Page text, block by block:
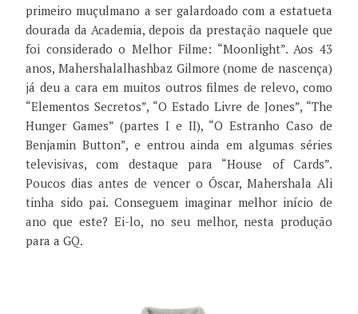
primeiro muçulmano a ser galardoado com a estatueta
dourada da Academia, depois da prestação naquele que
foi considerado o Melhor Filme: “Moonlight”. Aos 43
anos, Mahershalalhashbaz Gilmore (nome de nascença)
já deu a cara em muitos outros filmes de relevo, como
“Elementos Secretos”, “O Estado Livre de Jones”, “The
Hunger Games” (partes I e II), “O Estranho Caso de
Benjamin Button”, e entrou ainda em algumas séries
televisivas, com destaque para “House of Cards”.
Poucos dias antes de vencer o Óscar, Mahershala Ali
tinha sido pai. Conseguem imaginar melhor início de
ano que este? Ei-lo, no seu melhor, nesta produção
para a GQ.